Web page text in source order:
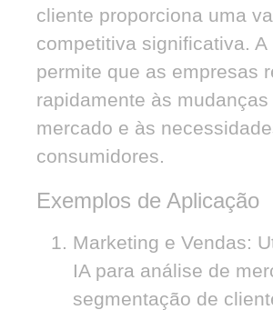
cliente proporciona uma
competitiva significativa. A
permite que as empresas
rapidamente às mudanças
mercado e às
consumidores.
Exemplos de Aplicação
Marketing e Vendas:
IA para análise de
segmentação de